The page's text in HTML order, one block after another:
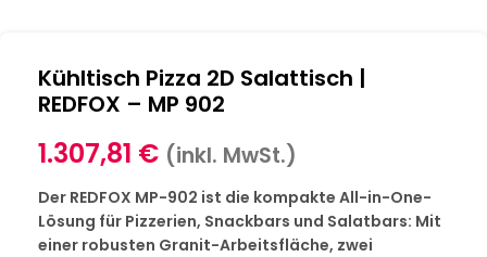
Kühltisch Pizza 2D Salattisch |
REDFOX – MP 902
1.307,81 € (inkl. MwSt.)
Der REDFOX MP-902 ist die kompakte All-in-One-
Lösung für Pizzerien, Snackbars und Salatbars: Mit
einer robusten Granit-Arbeitsfläche, zwei